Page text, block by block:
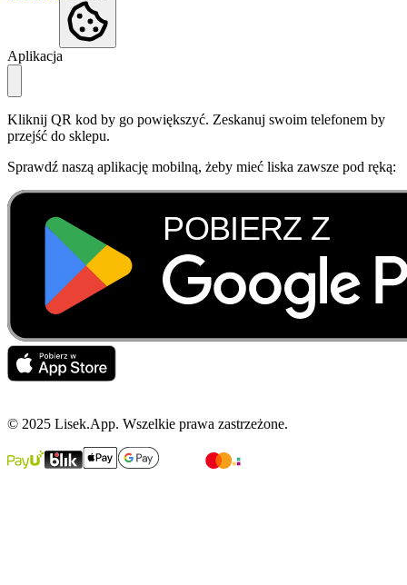
Aplikacja
Kliknij QR kod by go powiększyć. Zeskanuj swoim telefonem by
przejść do sklepu.
Sprawdź naszą aplikację mobilną, żeby mieć liska zawsze pod ręką:
© 2025 Lisek.App. Wszelkie prawa zastrzeżone.